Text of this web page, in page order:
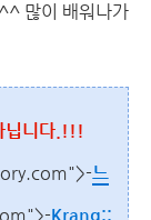
많이 배워나가
닙니다.!!!
느
Krang::